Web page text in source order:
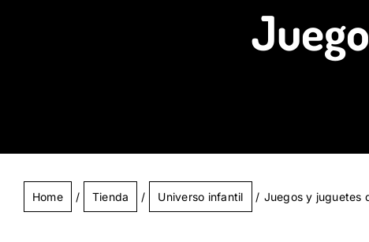
Home Tienda Universo infantil Juegos y juguetes